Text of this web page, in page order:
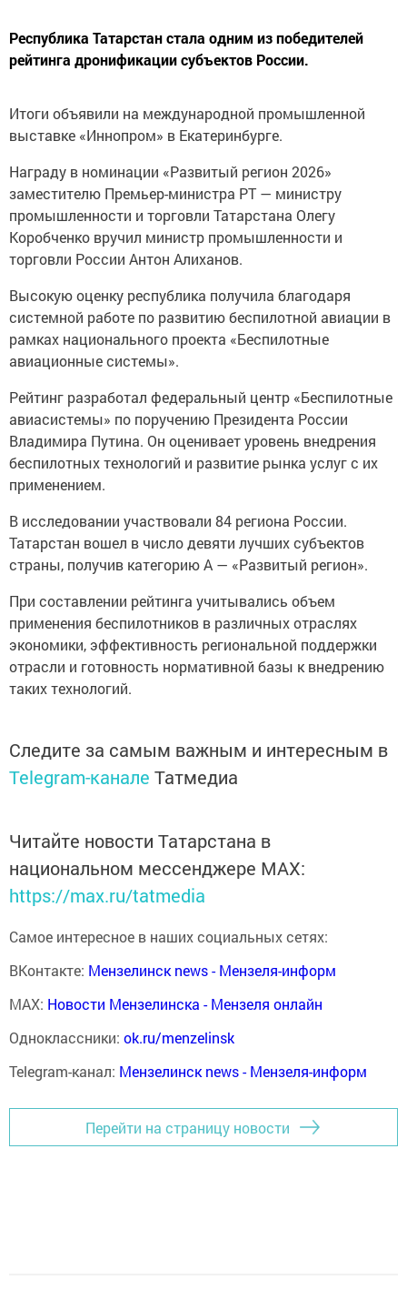
Республика Татарстан стала одним из победителей
рейтинга дронификации субъектов России.
Итоги объявили на международной промышленной
выставке «Иннопром» в Екатеринбурге.
Награду в номинации «Развитый регион 2026»
заместителю Премьер-министра РТ — министру
промышленности и торговли Татарстана Олегу
Коробченко вручил министр промышленности и
торговли России Антон Алиханов.
Высокую оценку республика получила благодаря
системной работе по развитию беспилотной авиации в
рамках национального проекта «Беспилотные
авиационные системы».
Рейтинг разработал федеральный центр «Беспилотные
авиасистемы» по поручению Президента России
Владимира Путина. Он оценивает уровень внедрения
беспилотных технологий и развитие рынка услуг с их
применением.
В исследовании участвовали 84 региона России.
Татарстан вошел в число девяти лучших субъектов
страны, получив категорию А — «Развитый регион».
При составлении рейтинга учитывались объем
применения беспилотников в различных отраслях
экономики, эффективность региональной поддержки
отрасли и готовность нормативной базы к внедрению
таких технологий.
Следите за самым важным и интересным в
Telegram-канале Татмедиа
Читайте новости Татарстана в
национальном мессенджере MАХ:
https://max.ru/tatmedia
Самое интересное в наших социальных сетях:
ВКонтакте: Мензелинск news - Мензеля-информ
MAX: Новости Мензелинска - Мензеля онлайн
Одноклассники: ok.ru/menzelinsk
Telegram-канал: Мензелинск news - Мензеля-информ
Перейти на страницу новости